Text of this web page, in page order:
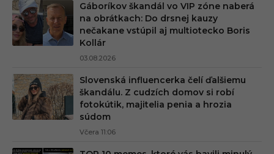
Gáboríkov škandál vo VIP zóne naberá
na obrátkach: Do drsnej kauzy
nečakane vstúpil aj multiotecko Boris
Kollár
03.08.2026
Slovenská influencerka čelí ďalšiemu
škandálu. Z cudzích domov si robí
fotokútik, majitelia penia a hrozia
súdom
Včera 11:06